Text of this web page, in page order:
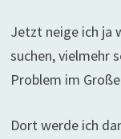
Jetzt neige ich ja
suchen, vielmehr
Problem im
Dort werde ich